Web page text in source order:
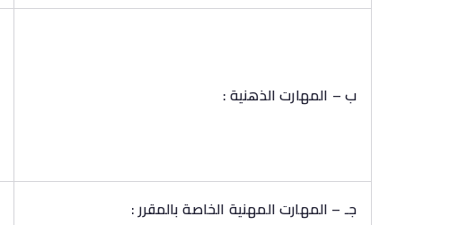
ب – المهارت الذهنية :
جـ – المهارت المهنية الخاصة بالمقرر :